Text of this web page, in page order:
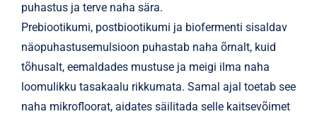
puhastus ja terve naha sära.
Prebiootikumi, postbiootikumi ja biofermenti sisaldav
näopuhastusemulsioon puhastab naha õrnalt, kuid
tõhusalt, eemaldades mustuse ja meigi ilma naha
loomulikku tasakaalu rikkumata. Samal ajal toetab see
naha mikrofloorat, aidates säilitada selle kaitsevõimet